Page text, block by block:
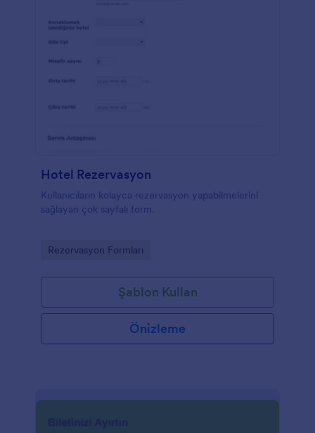
Hotel Rezervasyon
Kullanıcıların kolayca rezervasyon yapabilmelerini
sağlayan çok sayfalı form.
Go to Category:
Rezervasyon Formları
Şablon Kullan
Önizleme